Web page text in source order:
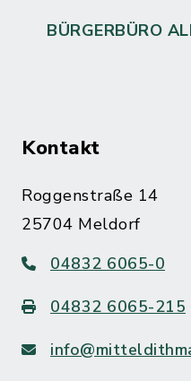
BÜRGERBÜRO
Kontakt
Roggenstraße 14
25704 Meldorf
04832 6065-0
04832 6065-215